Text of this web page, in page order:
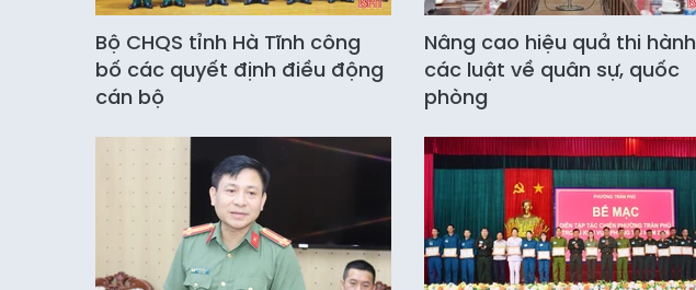
Bộ CHQS tỉnh Hà Tĩnh công
bố các quyết định điều động
cán bộ
Nâng cao hiệu quả thi hành
các luật về quân sự, quốc
phòng